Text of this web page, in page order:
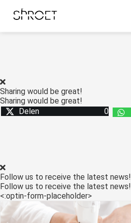
Sharing would be great!
Sharing would be great!
Delen
0
Follow us to receive the latest news!
Follow us to receive the latest news!
<:optin-form-placeholder>
te
Ze
gebruikt
deze